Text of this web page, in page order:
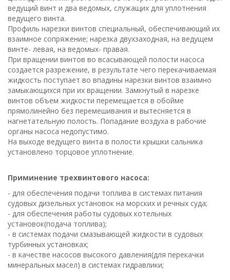
ведущий винт и два ведомых, служащих для уплотнения
ведущего винта.
Профиль нарезки винтов специальный, обеспечивающий их
взаимное сопряжение; нарезка двухзаходная, на ведущем
винте- левая, на ведомых- правая.
При вращении винтов во всасывающей полости насоса
создается разрежение, в результате чего перекачиваемая
жидкость поступает во впадины нарезки винтов взаимно
замыкающихся при их вращении. Замкнутый в нарезке
винтов объем жидкости перемещается в обойме
прямолинейно без перемешивания и вытесняется в
нагнетательную полость. Попадание воздуха в рабочие
органы насоса недопустимо.
На выходе ведущего винта в полости крышки сальника
установлено торцовое уплотнение.
Приминение трехвинтового насоса:
- для обеспечения подачи топлива в системах питания
судовых дизельных установок на морских и речных суда;
- для обеспечения работы судовых котельных
установок(подача топлива);
- в системах подачи смазывающей жидкости в судовых
турбинных установках;
- в качестве насосов высокого давления(для перекачки
минеральных масел) в системах гидравлики;